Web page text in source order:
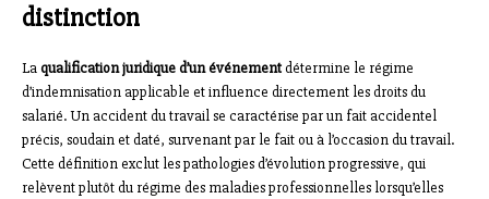
distinction
Laqualification juridique d’un événementdétermine le régime
d’indemnisation applicable et influence directement les droits du
salarié. Un accident du travail se caractérise par un fait accidentel
précis, soudain et daté, survenant par le fait ou à l’occasion du travail.
Cette définition exclut les pathologies d’évolution progressive, qui
relèvent plutôt du régime des maladies professionnelles lorsqu’elles